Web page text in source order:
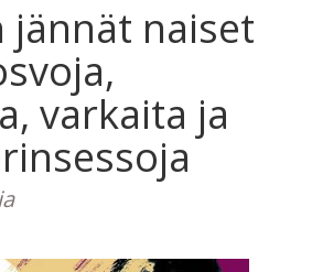
jännät naiset
varkaita ja